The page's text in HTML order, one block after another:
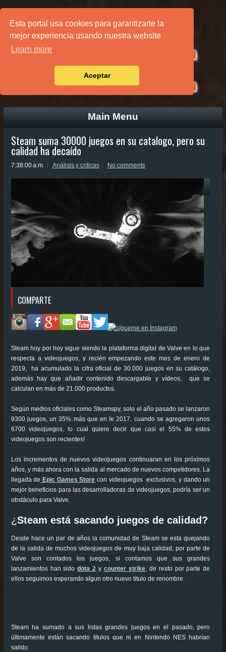
Esta portal usa cookies para garantizarte la
mejor experiencia usando nuestra website
Learn more
Aceptar
PÁGINA PRINCIPAL
Main Menu
Steam suma 30000 juegos en su catalogo, pero su
calidad ha decaído
7:38:00 a.m. Análisis y criticas No comments
COMPARTE
Steam hoy por hoy sigue siendo la plataforma digital de Valve en lo que
respecta a videojuegos, y recién empezando este mes de enero de
2019, ha acumulado la cifra oficial de 30.000 juegos en su catálogo,
además hay que añadir contenido descargable y vídeos, que se
calculan en más de 21.000 productos.
Según medios oficiales como Steamspy, solo el año pasado se lanzaron
9300 juegos, un 35% más que en le 2017, cuando se agregaron unos
6700 videojuegos, lo cual quiere decir que casi el 55% de estos
videojuegos son recientes!
Los incrementos de nuevos videojuegos continuaran en los próximos
años, y más ahora con la salida al mercado de nuevos competidores. La
llegada de Epic Games Store con videojuegos exclusivos, y dando un
mejor beneficios para las desarrolladoras de videojuegos, podría ser un
obstáculo para Valve.
¿Steam está sacando juegos de calidad?
Desde hace un par de años la comunidad de Steam se esta quejando
de la salida de muchos videojuegos de muy baja calidad, por parte de
Valve son contados los juegos, si contamos que sus grandes
lanzamientos han sidodota 2 ycounter strike, de resto por parte de
ellos seguimos esperando algun otro nuevo titulo de renombre.
Steam ha sumado a sus listas grandes juegos en el pasado, pero
últimamente están sacando títulos que ni en Nintendo NES habrían
salido.